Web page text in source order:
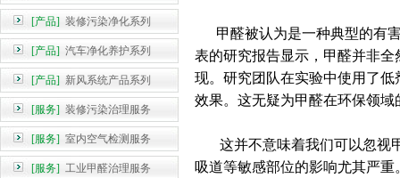
[产品] 装修污染净化系列
[产品] 汽车净化养护系列
[产品] 新风系统产品系列
[服务] 装修污染治理服务
[服务] 室内空气检测服务
[服务] 工业甲醛治理服务
甲醛被认为是一种典型的有害
表的研究报告显示，甲醛并非
现。研究团队在实验中使用了
效果。这无疑为甲醛在环保领
这并不意味着我们可以忽视甲
吸道等敏感部位的影响尤其严